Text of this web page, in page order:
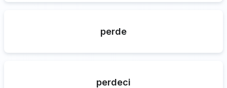
perde
perdeci